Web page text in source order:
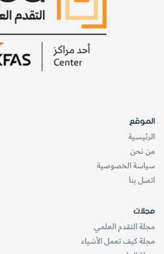
الموقع
الرئيسية
من نحن
سياسة الخصوصية
اتصل بنا
مجلات
مجلة التقدم العلمي
مجلة كيف تعمل الأشياء